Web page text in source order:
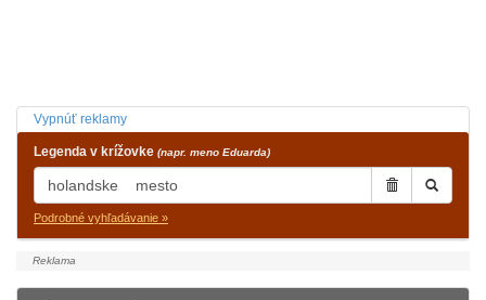
Vypnúť reklamy
Legenda v krížovke (napr. meno Eduarda)
Podrobné vyhľadávanie »